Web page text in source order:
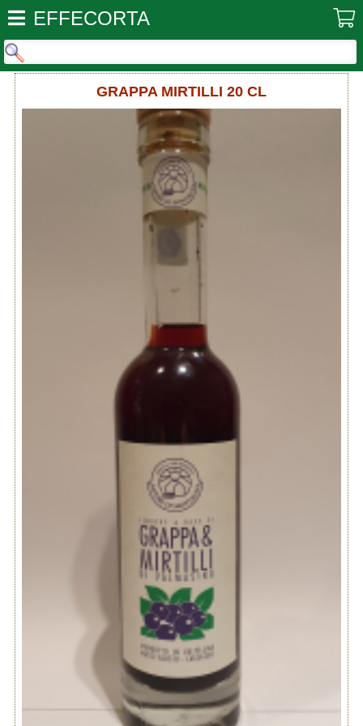
EFFECORTA
GRAPPA MIRTILLI 20 CL